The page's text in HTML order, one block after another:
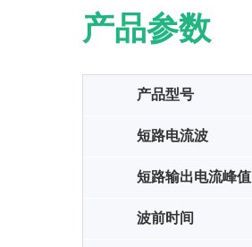
产品参数
产品型号
短路电流波
短路输出电流峰值
波前时间